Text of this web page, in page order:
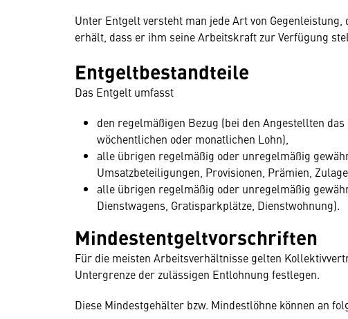
Unter Entgelt versteht man jede Art von
erhält, dass er ihm seine Arbeitskraft zur Verfügung
Entgeltbestandteile
Das Entgelt umfasst
den regelmäßigen Bezug (bei den Angestellten
wöchentlichen oder monatlichen Lohn),
alle übrigen regelmäßig oder unregelmäßig
Umsatzbeteiligungen, Provisionen, Prämien,
alle übrigen regelmäßig oder unregelmäßig
Dienstwagens, Gratisparkplätze, Dienstwohnung).
Mindestentgeltvorschriften
Für die meisten Arbeitsverhältnisse gelten
Untergrenze der zulässigen Entlohnung festlegen.
Diese Mindestgehälter bzw. Mindestlöhne können an